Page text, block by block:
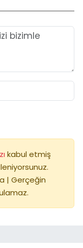
kabul etmiş
| Gerçeğin